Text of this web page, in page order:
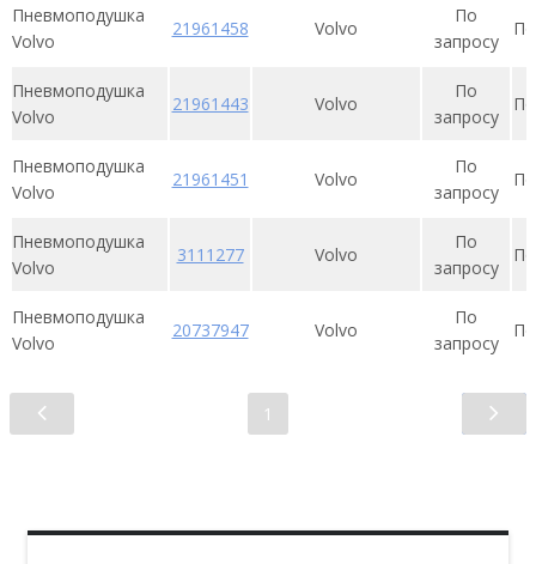
Пневмоподушка
Volvo
21961458 Volvo
По
запросу
Пневмоподушка
Volvo
21961443 Volvo
По
запросу
Пневмоподушка
Volvo
21961451 Volvo
По
запросу
Пневмоподушка
Volvo
3111277 Volvo
По
запросу
Пневмоподушка
Volvo
20737947 Volvo
По
запросу
1